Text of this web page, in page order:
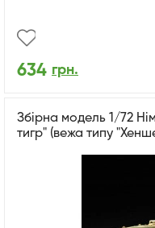
634 грн.
Збірна модель 1/72
тигр" (вежа типу